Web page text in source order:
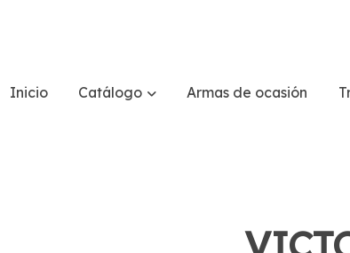
Inicio Catálogo Armas de ocasión